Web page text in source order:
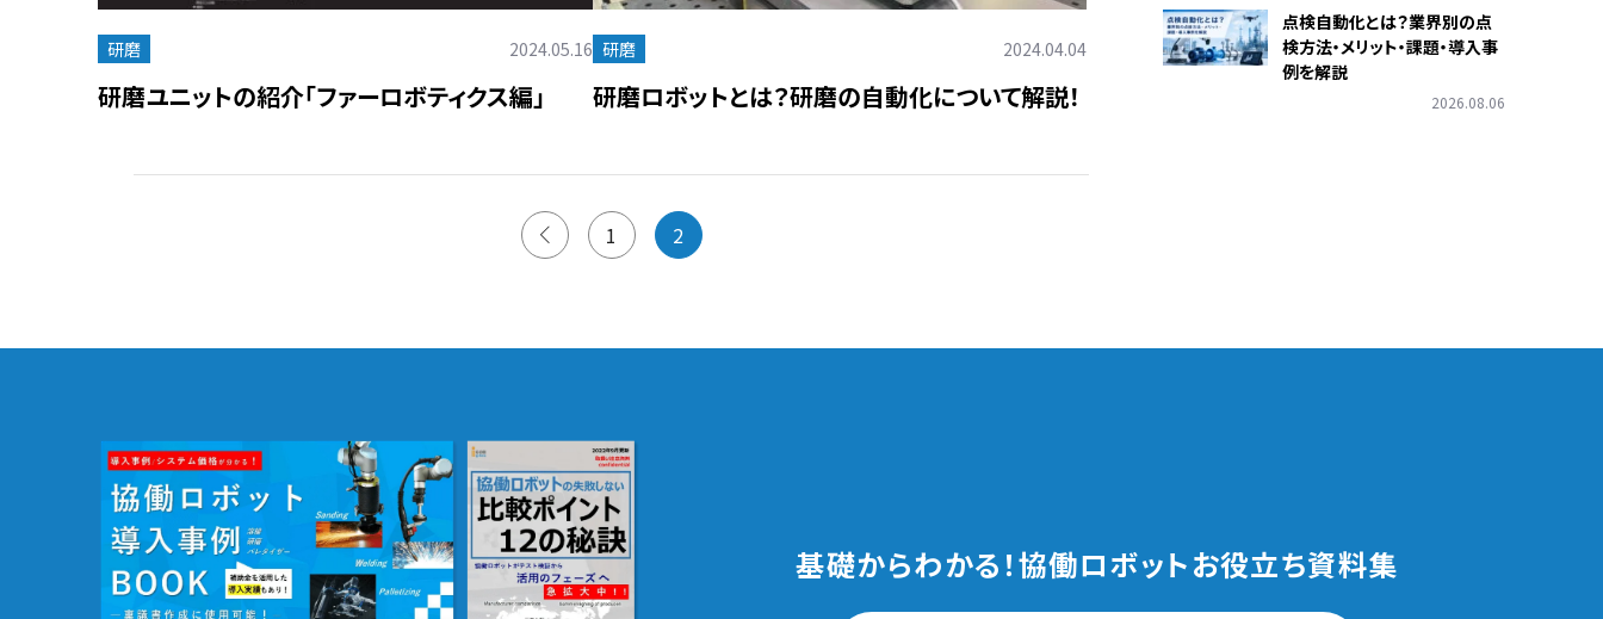
研磨 2024.05.16
研磨ユニットの紹介「ファーロボティクス編」
研磨 2024.04.04
研磨ロボットとは？研磨の自動化について解説！
1 2
点検自動化とは？業界別の点
検方法・メリット・課題・導入事
例を解説
2026.08.06
基礎からわかる！協働ロボットお役立ち資料集